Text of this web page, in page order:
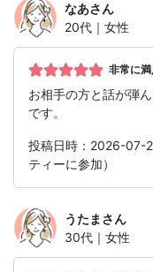
なあさん
20代｜女性
非常に
お相手の方と話が弾
です。
投稿日時：2026-07-
ティーに参加）
うたま さん
30代｜女性